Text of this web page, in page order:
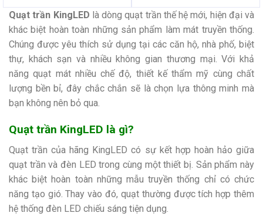
Quạt trần KingLED là dòng quạt trần thế hệ mới, hiện đại và
khác biệt hoàn toàn những sản phẩm làm mát truyền thống.
Chúng được yêu thích sử dụng tại các căn hộ, nhà phố, biệt
thự, khách sạn và nhiều không gian thương mại. Với khả
năng quạt mát nhiều chế độ, thiết kế thẩm mỹ cùng chất
lượng bền bỉ, đây chắc chắn sẽ là chọn lựa thông minh mà
bạn không nên bỏ qua.
Quạt trần KingLED là gì?
Quạt trần của hãng KingLED có sự kết hợp hoàn hảo giữa
quạt trần và đèn LED trong cùng một thiết bị. Sản phẩm này
khác biệt hoàn toàn những mẫu truyền thống chỉ có chức
năng tạo gió. Thay vào đó, quạt thường được tích hợp thêm
hệ thống đèn LED chiếu sáng tiện dụng.